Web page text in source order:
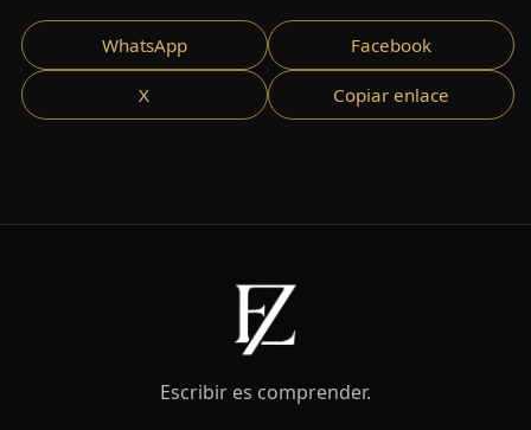
WhatsApp Facebook
X Copiar enlace
Escribir es comprender.